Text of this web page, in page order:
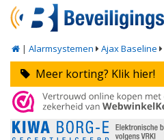
| Alarmsystemen Ajax Baseline
Meer korting? Klik hier!